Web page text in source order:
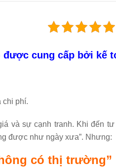
cung cấp bởi kế
chi phí.
và sự cạnh tranh. Khi đến
được như ngày xưa”. Nhưng:
có thị trường”